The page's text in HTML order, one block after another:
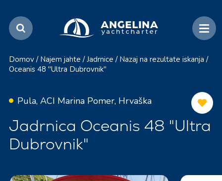
Domov / Najem jahte / Jadrnice / Nazaj na rezultate iskanja /
Oceanis 48 "Ultra Dubrovnik"
Pula, ACI Marina Pomer, Hrvaška
Jadrnica Oceanis 48 "Ultra
Dubrovnik"